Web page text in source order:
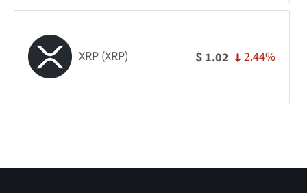
XRP (XRP) $ 1.02 2.44%